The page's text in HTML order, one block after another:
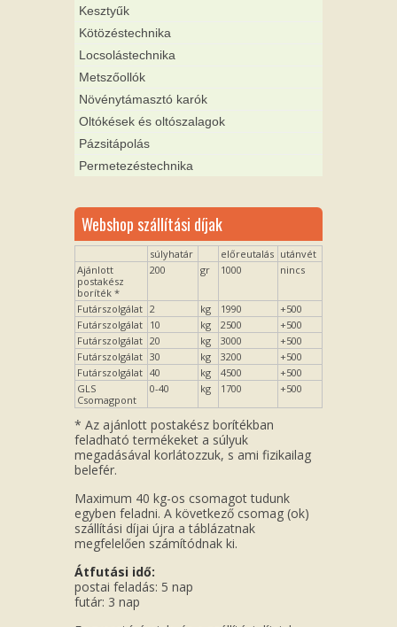
Kesztyűk
Kötözéstechnika
Locsolástechnika
Metszőollók
Növénytámasztó karók
Oltókések és oltószalagok
Pázsitápolás
Permetezéstechnika
Webshop szállítási díjak
súlyhatár előreutalás utánvét
Ajánlott
postakész
boríték *
200 gr 1000 nincs
Futárszolgálat 2 kg 1990
+500
Futárszolgálat 10 kg 2500
+500
Futárszolgálat 20 kg 3000
+500
Futárszolgálat 30 kg 3200
+500
Futárszolgálat 40 kg 4500
+500
GLS
Csomagpont
0-40 kg 1700 +500
* Az ajánlott postakész borítékban
feladható termékeket a súlyuk
megadásával korlátozzuk, s ami fizikailag
belefér.
Maximum 40 kg-os csomagot tudunk
egyben feladni. A következő csomag (ok)
szállítási díjai újra a táblázatnak
megfelelően számítódnak ki.
Átfutási idő:
postai feladás: 5 nap
futár: 3 nap